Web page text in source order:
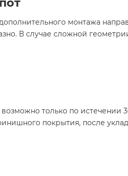
монтажа
В случае сложной
только по истечении
покрытия, после